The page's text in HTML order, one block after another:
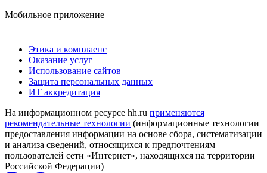
Мобильное приложение
Этика и комплаенс
Оказание услуг
Использование сайтов
Защита персональных данных
ИТ аккредитация
На информационном ресурсе hh.ru применяются
рекомендательные технологии (информационные технологии
предоставления информации на основе сбора, систематизации
и анализа сведений, относящихся к предпочтениям
пользователей сети «Интернет», находящихся на территории
Российской Федерации)